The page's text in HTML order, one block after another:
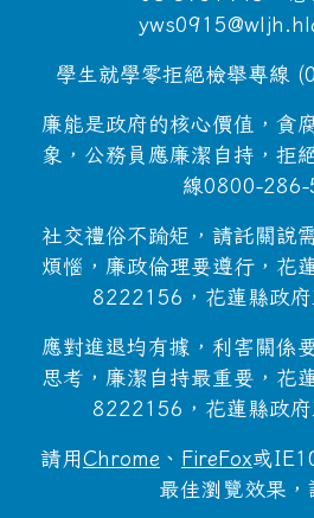
學生就學零拒絕檢舉專線
廉能是政府的核心價值，貪
象，公務員應廉潔自持，拒
線0800-286-
社交禮俗不踰矩，請託關說
煩惱，廉政倫理要遵行，花
8222156，花蓮縣政府
應對進退均有據，利害關係
思考，廉潔自持最重要，花
8222156，花蓮縣政府
請用 Chrome 、 FireFox或
最佳瀏覽效果，